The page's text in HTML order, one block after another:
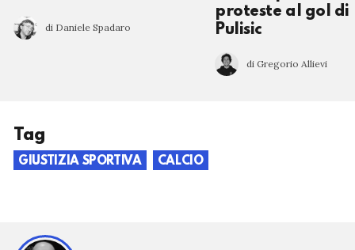
di Daniele Spadaro
proteste al gol di
Pulisic
di Gregorio Allievi
Tag
GIUSTIZIA SPORTIVA CALCIO